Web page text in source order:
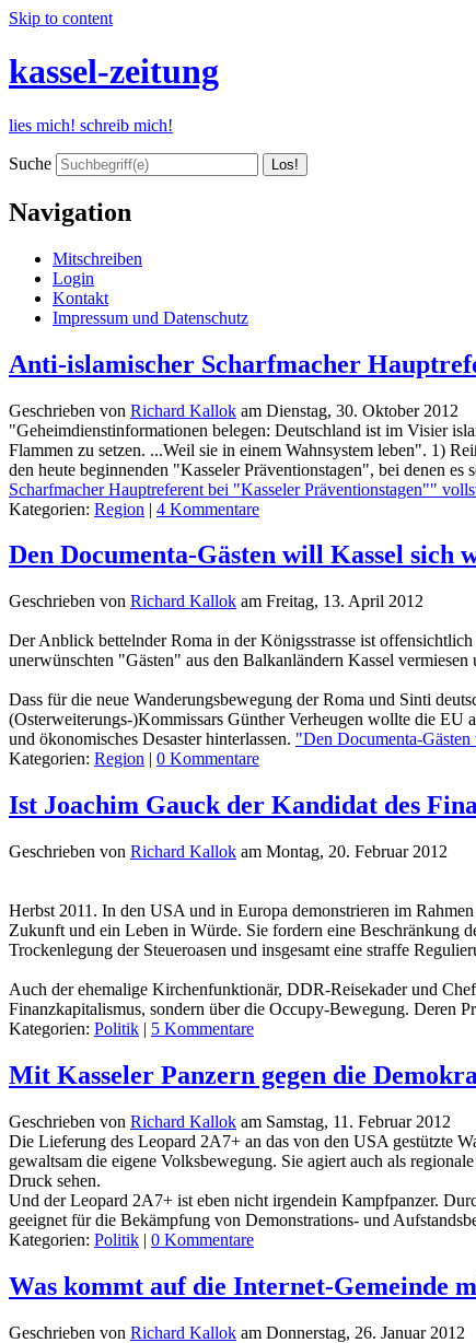
Skip to content
kassel-zeitung
lies mich! schreib mich!
Suche
Navigation
Mitschreiben
Login
Kontakt
Impressum und Datenschutz
Anti-islamischer Scharfmacher
Geschrieben von Richard Kallok am Dienstag, 30. Oktober 2012
"Geheimdienstinformationen belegen: Deutschland ist im Visier
Flammen zu setzen. ...Weil sie in einem Wahnsystem leben". 1)
den heute beginnenden "Kasseler Präventionstagen", bei denen
Scharfmacher Hauptreferent bei "Kasseler Präventionstagen""
Kategorien: Region | 4 Kommentare
Den Documenta-Gästen will Kassel
Geschrieben von Richard Kallok am Freitag, 13. April 2012
Der Anblick bettelnder Roma in der Königsstrasse ist
unerwünschten "Gästen" aus den Balkanländern Kassel
Dass für die neue Wanderungsbewegung der Roma und Sinti
(Osterweiterungs-)Kommissars Günther Verheugen wollte die EU
und ökonomisches Desaster hinterlassen. "Den Documenta-
Kategorien: Region | 0 Kommentare
Ist Joachim Gauck der Kandidat des
Geschrieben von Richard Kallok am Montag, 20. Februar 2012
Herbst 2011. In den USA und in Europa demonstrieren im
Zukunft und ein Leben in Würde. Sie fordern eine Beschränkung
Trockenlegung der Steueroasen und insgesamt eine straffe
Auch der ehemalige Kirchenfunktionär, DDR-Reisekader und
Finanzkapitalismus, sondern über die Occupy-Bewegung. Deren
Kategorien: Politik | 5 Kommentare
Mit Kasseler Panzern gegen die
Geschrieben von Richard Kallok am Samstag, 11. Februar 2012
Die Lieferung des Leopard 2A7+ an das von den USA gestützte
gewaltsam die eigene Volksbewegung. Sie agiert auch als
Druck sehen.
Und der Leopard 2A7+ ist eben nicht irgendein Kampfpanzer.
geeignet für die Bekämpfung von Demonstrations- und
Kategorien: Politik | 0 Kommentare
Was kommt auf die Internet-Gemeinde
Geschrieben von Richard Kallok am Donnerstag, 26. Januar 2012